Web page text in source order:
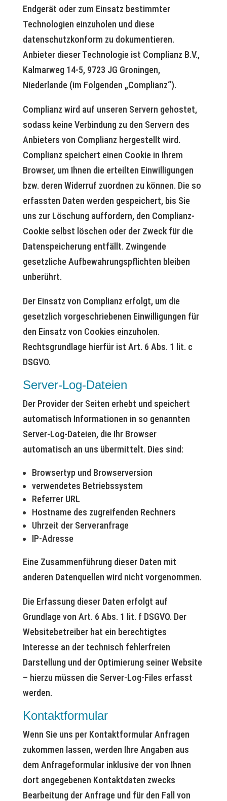
Endgerät oder zum Einsatz bestimmter
Technologien einzuholen und diese
datenschutzkonform zu dokumentieren.
Anbieter dieser Technologie ist Complianz B.V.,
Kalmarweg 14-5, 9723 JG Groningen,
Niederlande (im Folgenden „Complianz“).
Complianz wird auf unseren Servern gehostet,
sodass keine Verbindung zu den Servern des
Anbieters von Complianz hergestellt wird.
Complianz speichert einen Cookie in Ihrem
Browser, um Ihnen die erteilten Einwilligungen
bzw. deren Widerruf zuordnen zu können. Die so
erfassten Daten werden gespeichert, bis Sie
uns zur Löschung auffordern, den Complianz-
Cookie selbst löschen oder der Zweck für die
Datenspeicherung entfällt. Zwingende
gesetzliche Aufbewahrungspflichten bleiben
unberührt.
Der Einsatz von Complianz erfolgt, um die
gesetzlich vorgeschriebenen Einwilligungen für
den Einsatz von Cookies einzuholen.
Rechtsgrundlage hierfür ist Art. 6 Abs. 1 lit. c
DSGVO.
Server-Log-Dateien
Der Provider der Seiten erhebt und speichert
automatisch Informationen in so genannten
Server-Log-Dateien, die Ihr Browser
automatisch an uns übermittelt. Dies sind:
Browsertyp und Browserversion
verwendetes Betriebssystem
Referrer URL
Hostname des zugreifenden Rechners
Uhrzeit der Serveranfrage
IP-Adresse
Eine Zusammenführung dieser Daten mit
anderen Datenquellen wird nicht vorgenommen.
Die Erfassung dieser Daten erfolgt auf
Grundlage von Art. 6 Abs. 1 lit. f DSGVO. Der
Websitebetreiber hat ein berechtigtes
Interesse an der technisch fehlerfreien
Darstellung und der Optimierung seiner Website
– hierzu müssen die Server-Log-Files erfasst
werden.
Kontaktformular
Wenn Sie uns per Kontaktformular Anfragen
zukommen lassen, werden Ihre Angaben aus
dem Anfrageformular inklusive der von Ihnen
dort angegebenen Kontaktdaten zwecks
Bearbeitung der Anfrage und für den Fall von